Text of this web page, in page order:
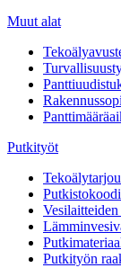
Muut alat
Putkityöt
Putkityön